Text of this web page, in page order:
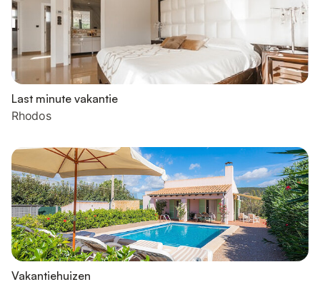
Last minute vakantie
Rhodos
Vakantiehuizen